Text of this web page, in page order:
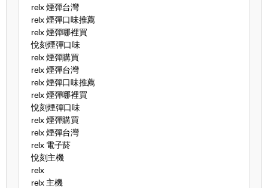
relx 煙彈台灣
relx 煙彈口味推薦
relx 煙彈哪裡買
悅刻煙彈口味
relx 煙彈購買
relx 煙彈台灣
relx 煙彈口味推薦
relx 煙彈哪裡買
悅刻煙彈口味
relx 煙彈購買
relx 煙彈台灣
relx 電子菸
悅刻主機
relx
relx 主機